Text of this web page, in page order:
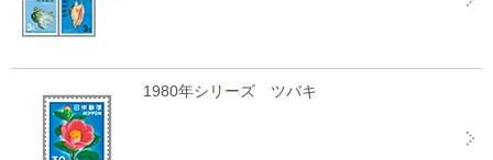
1980年シリーズ ツバキ